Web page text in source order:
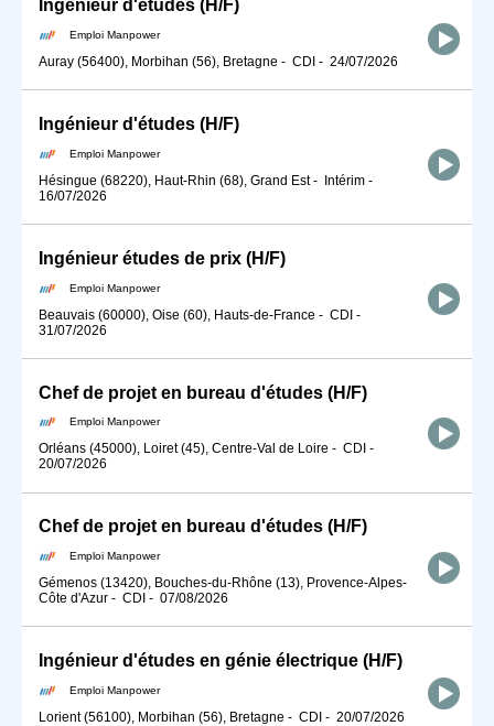
Ingénieur d'études (H/F)
Emploi Manpower
Auray (56400), Morbihan (56), Bretagne - CDI - 24/07/2026
Ingénieur d'études (H/F)
Emploi Manpower
Hésingue (68220), Haut-Rhin (68), Grand Est- Intérim -
16/07/2026
Ingénieur études de prix (H/F)
Emploi Manpower
Beauvais (60000), Oise (60), Hauts-de-France - CDI -
31/07/2026
Chef de projet en bureau d'études (H/F)
Emploi Manpower
Orléans (45000), Loiret (45), Centre-Val de Loire - CDI -
20/07/2026
Chef de projet en bureau d'études (H/F)
Emploi Manpower
Gémenos (13420), Bouches-du-Rhône (13), Provence-Alpes-
Côte d'Azur - CDI - 07/08/2026
Ingénieur d'études en génie électrique (H/F)
Emploi Manpower
Lorient (56100), Morbihan (56), Bretagne - CDI - 20/07/2026